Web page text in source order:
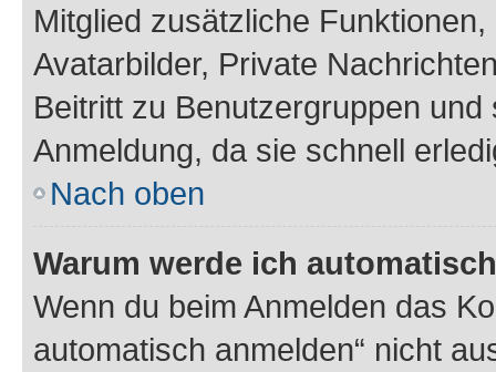
Mitglied zusätzliche
Avatarbilder, Private
Beitritt zu Benutzergruppen
Anmeldung, da sie schnell
Nach oben
Warum werde ich
Wenn du beim Anmelden das
automatisch anmelden“ nicht